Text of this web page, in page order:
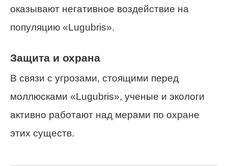
оказывают негативное воздействие на
популяцию «Lugubris».
Защита и охрана
В связи с угрозами, стоящими перед
моллюсками «Lugubris», ученые и экологи
активно работают над мерами по охране
этих существ.